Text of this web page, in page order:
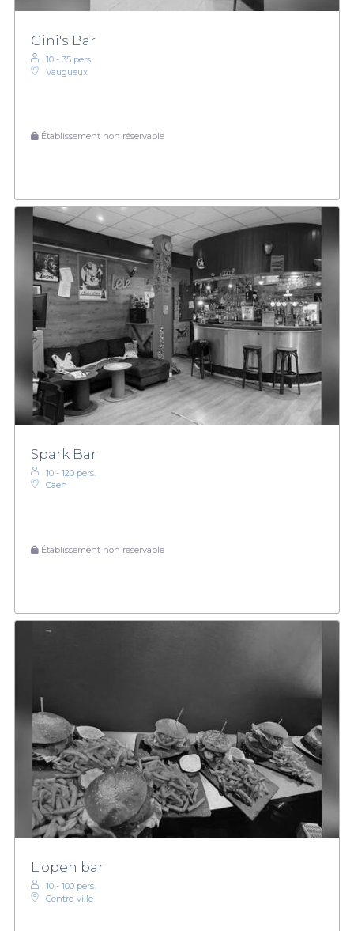
Gini's Bar
10 - 35 pers.
Vaugueux
Établissement non réservable
Spark Bar
10 - 120 pers.
Caen
Établissement non réservable
L'open bar
10 - 100 pers.
Centre-ville